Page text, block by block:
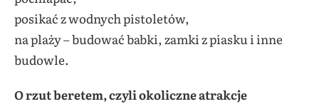
posikać z wodnych pistoletów,
na plaży – budować babki, zamki z piasku i inne
budowle.
O rzut beretem, czyli okoliczne atrakcje